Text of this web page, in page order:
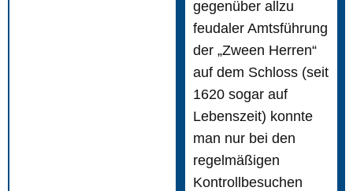
gegenüber allzu
feudaler Amtsführung
der „Zween Herren“
auf dem Schloss (seit
1620 sogar auf
Lebenszeit) konnte
man nur bei den
regelmäßigen
Kontrollbesuchen